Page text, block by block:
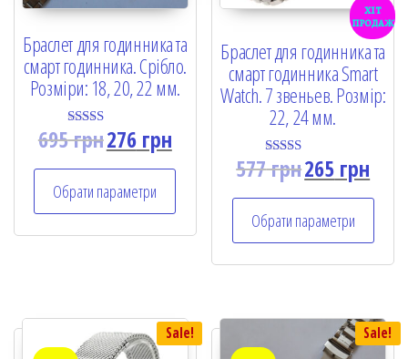
Браслет для годинника та
смарт годинника. Срібло.
Розміри: 18, 20, 22 мм.
Rated
5.00
695грн276грн
Обрати параметри
хіт
продаж
Браслет для годинника та
смарт годинника Smart
Watch. 7 звеньев. Розмір:
22, 24 мм.
Rated
5.00
577грн265 грн
Обрати параметри
Sale! Sale!